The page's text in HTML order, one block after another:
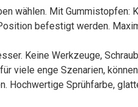
wählen. Mit Gummistopfen:
befestigt werden.
Keine Werkzeuge,
viele enge Szenarien,
Hochwertige Sprühfarbe,